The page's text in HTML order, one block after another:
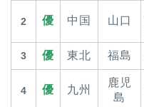
2 優 中国 山口
3 優 東北 福島
4 優 九州
鹿児
島